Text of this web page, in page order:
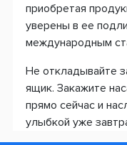
приобретая
уверены в ее
международным
Не откладывайте
ящик. Закажите
прямо сейчас и
улыбкой уже